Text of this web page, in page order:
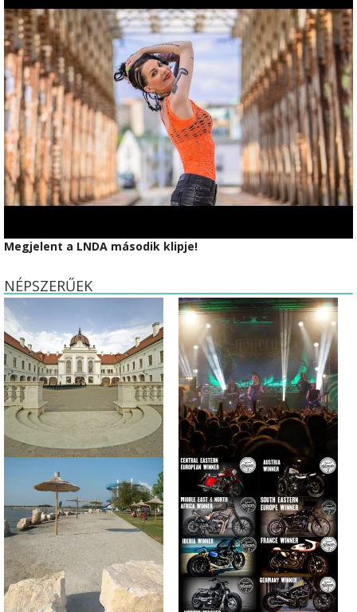
Megjelent a LNDA második klipje!
NÉPSZERŰEK